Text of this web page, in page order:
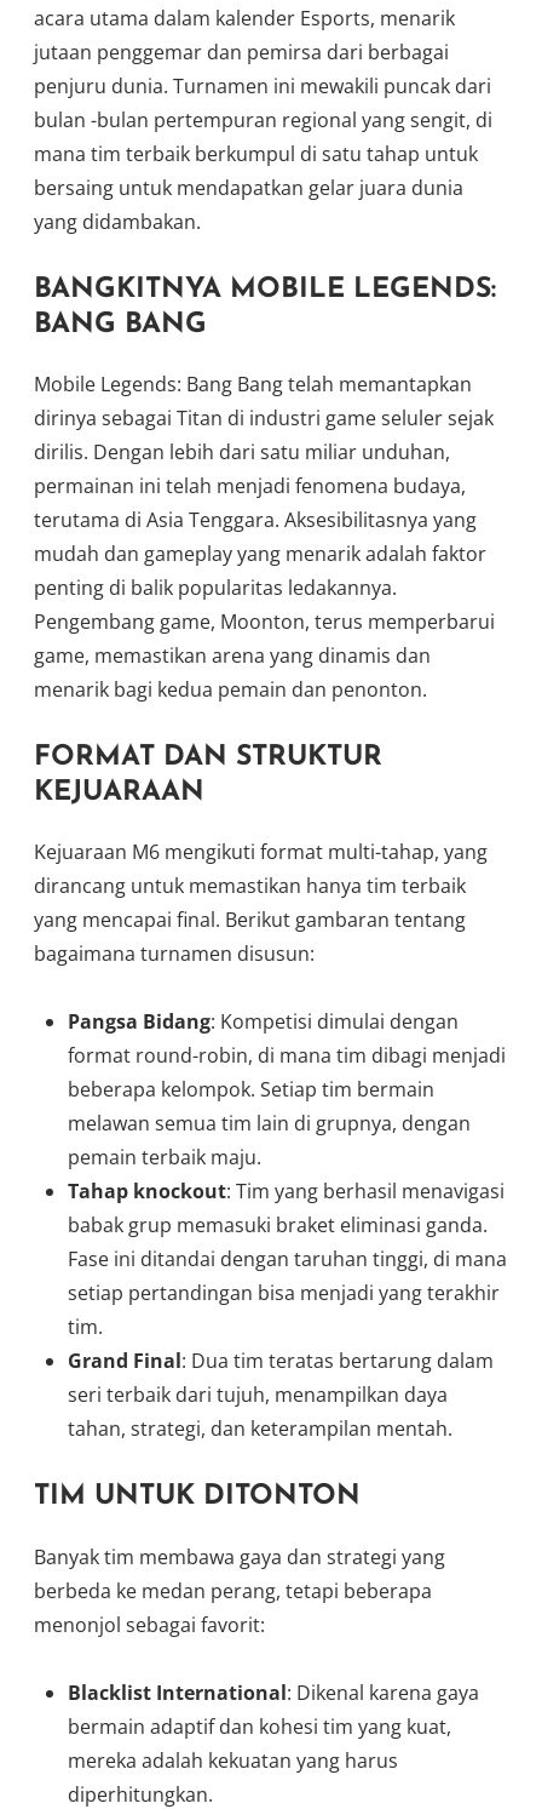
acara utama dalam kalender Esports, menarik
jutaan penggemar dan pemirsa dari berbagai
penjuru dunia. Turnamen ini mewakili puncak dari
bulan -bulan pertempuran regional yang sengit, di
mana tim terbaik berkumpul di satu tahap untuk
bersaing untuk mendapatkan gelar juara dunia
yang didambakan.
BANGKITNYA MOBILE LEGENDS:
BANG BANG
Mobile Legends: Bang Bang telah memantapkan
dirinya sebagai Titan di industri game seluler sejak
dirilis. Dengan lebih dari satu miliar unduhan,
permainan ini telah menjadi fenomena budaya,
terutama di Asia Tenggara. Aksesibilitasnya yang
mudah dan gameplay yang menarik adalah faktor
penting di balik popularitas ledakannya.
Pengembang game, Moonton, terus memperbarui
game, memastikan arena yang dinamis dan
menarik bagi kedua pemain dan penonton.
FORMAT DAN STRUKTUR
KEJUARAAN
Kejuaraan M6 mengikuti format multi-tahap, yang
dirancang untuk memastikan hanya tim terbaik
yang mencapai final. Berikut gambaran tentang
bagaimana turnamen disusun:
Pangsa Bidang: Kompetisi dimulai dengan
format round-robin, di mana tim dibagi menjadi
beberapa kelompok. Setiap tim bermain
melawan semua tim lain di grupnya, dengan
pemain terbaik maju.
Tahap knockout: Tim yang berhasil menavigasi
babak grup memasuki braket eliminasi ganda.
Fase ini ditandai dengan taruhan tinggi, di mana
setiap pertandingan bisa menjadi yang terakhir
tim.
Grand Final: Dua tim teratas bertarung dalam
seri terbaik dari tujuh, menampilkan daya
tahan, strategi, dan keterampilan mentah.
TIM UNTUK DITONTON
Banyak tim membawa gaya dan strategi yang
berbeda ke medan perang, tetapi beberapa
menonjol sebagai favorit:
Blacklist International: Dikenal karena gaya
bermain adaptif dan kohesi tim yang kuat,
mereka adalah kekuatan yang harus
diperhitungkan.